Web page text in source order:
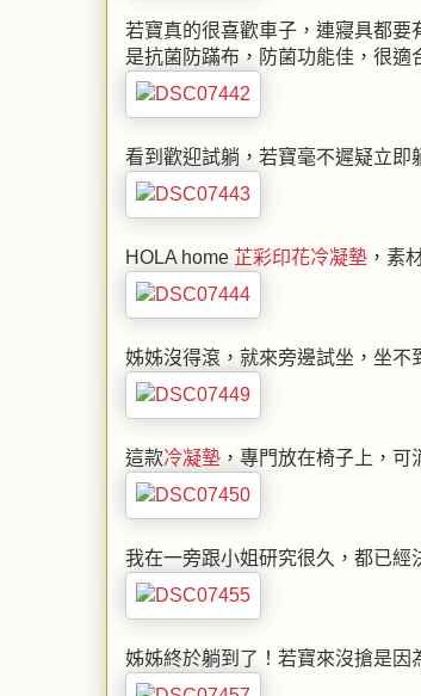
若寶真的很喜歡車子，連寢具都要
是抗菌防蹣布，防菌功能佳，很適
看到歡迎試躺，若寶毫不遲疑立即
HOLA home 芷彩印花冷凝墊 ，素
姊姊沒得滾，就來旁邊試坐，坐不
這款冷凝墊 ，專門放在椅子上，
我在一旁跟小姐研究很久，都已經
姊姊終於躺到了！若寶來沒搶是因